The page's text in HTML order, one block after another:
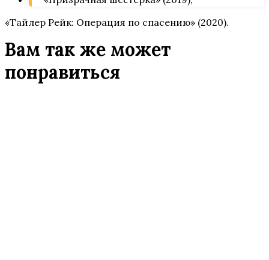
«Тайлер Рейк: Операция по спасению» (2020).
Вам так же может
понравиться